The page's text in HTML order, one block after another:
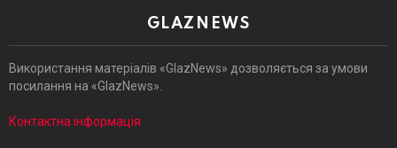
GLAZNEWS
Використання матеріалів «GlazNews» дозволяється за умови
посилання на «GlazNews».
Контактна інформація